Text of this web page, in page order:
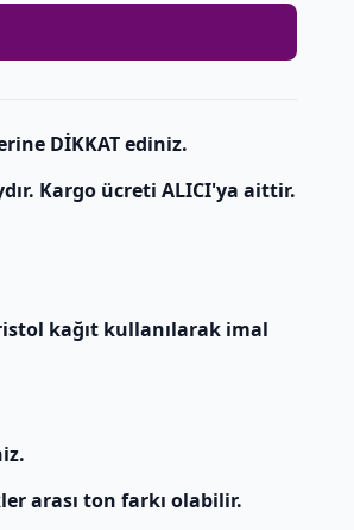
DİKKAT ediniz.
Kargo ücreti ALICI'ya aittir.
kağıt kullanılarak imal
arası ton farkı olabilir.